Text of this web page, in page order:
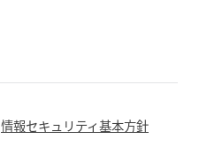
情報セキュリティ基本方針